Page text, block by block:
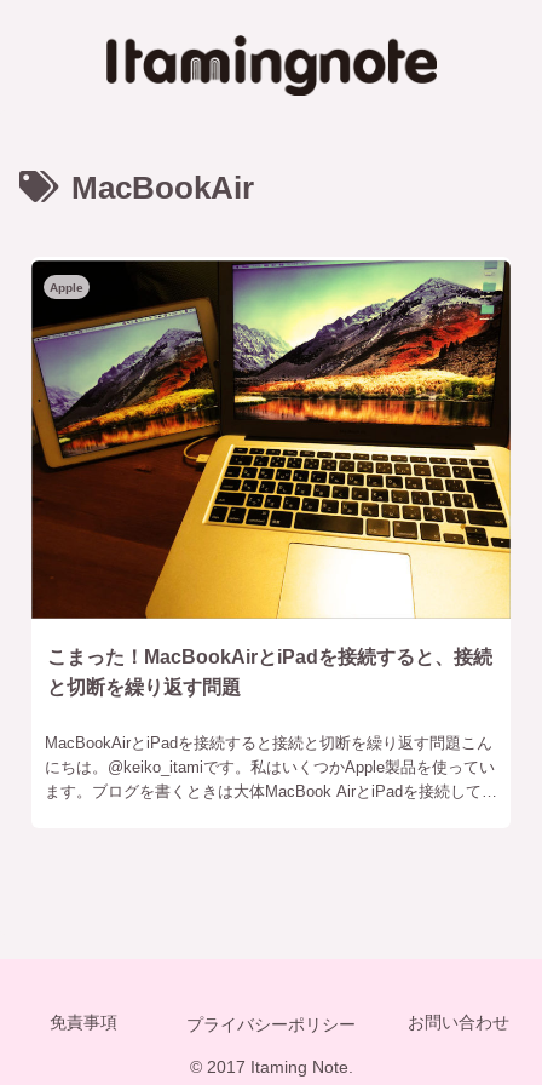
MacBookAir
Apple
こまった！MacBookAirとiPadを接続すると、接続
と切断を繰り返す問題
MacBookAirとiPadを接続すると接続と切断を繰り返す問題こん
にちは。‎@keiko_itamiです。私はいくつかApple製品を使ってい
ます。ブログを書くときは大体MacBook AirとiPadを接続して、
免責事項 プライバシーポリシー お問い合わせ
© 2017 Itaming Note.